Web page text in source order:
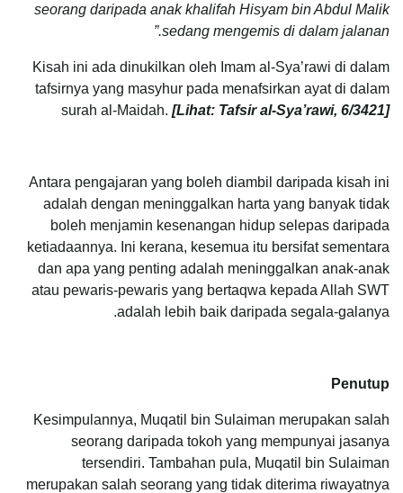
seorang daripada anak khalifah Hisyam bin Abdul Malik
sedang mengemis di dalam jalanan.”
Kisah ini ada dinukilkan oleh Imam al-Sya’rawi di dalam
tafsirnya yang masyhur pada menafsirkan ayat di dalam
surah al-Maidah. [Lihat: Tafsir al-Sya’rawi, 6/3421]
Antara pengajaran yang boleh diambil daripada kisah ini
adalah dengan meninggalkan harta yang banyak tidak
boleh menjamin kesenangan hidup selepas daripada
ketiadaannya. Ini kerana, kesemua itu bersifat sementara
dan apa yang penting adalah meninggalkan anak-anak
atau pewaris-pewaris yang bertaqwa kepada Allah SWT
adalah lebih baik daripada segala-galanya.
Penutup
Kesimpulannya, Muqatil bin Sulaiman merupakan salah
seorang daripada tokoh yang mempunyai jasanya
tersendiri. Tambahan pula, Muqatil bin Sulaiman
merupakan salah seorang yang tidak diterima riwayatnya